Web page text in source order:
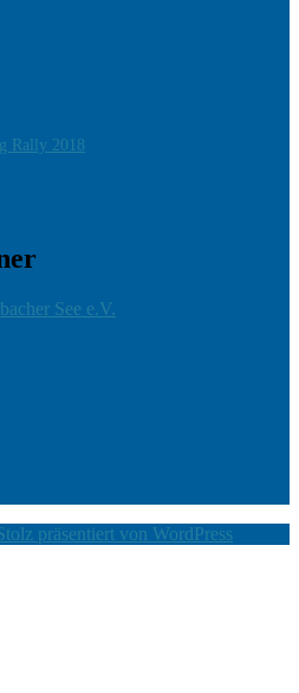
Rally 2018
See e.V.
präsentiert von WordPress